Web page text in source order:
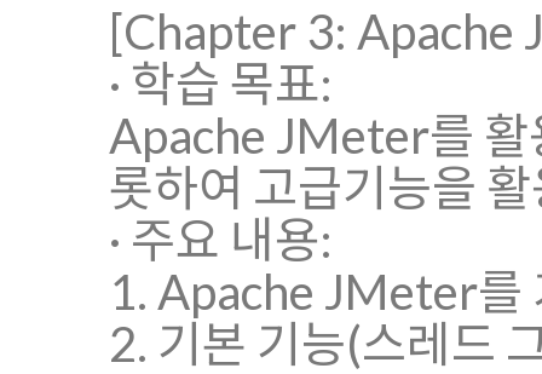
[Chapter 3: Apache
· 학습 목표:
Apache JMeter를 활
롯하여 고급기능을
· 주요 내용:
1. Apache JMeter를
2. 기본 기능(스레드